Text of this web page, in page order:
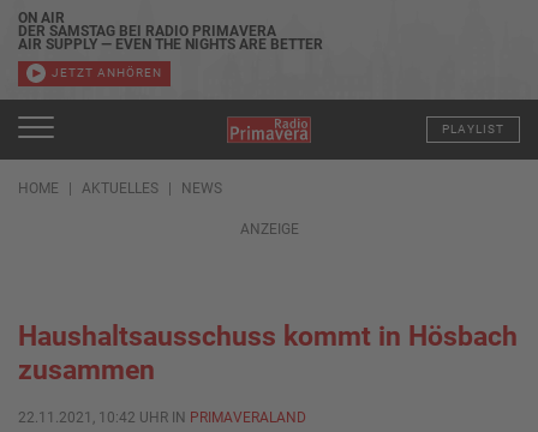
ON AIR
DER SAMSTAG BEI RADIO PRIMAVERA
AIR SUPPLY — EVEN THE NIGHTS ARE BETTER
JETZT ANHÖREN
PLAYLIST
HOME AKTUELLES NEWS
ANZEIGE
Haushaltsausschuss kommt in Hösbach
zusammen
22.11.2021, 10:42 UHR IN PRIMAVERALAND